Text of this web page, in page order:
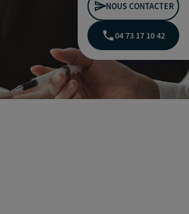
NOUS CONTACTER
04 73 17 10 42